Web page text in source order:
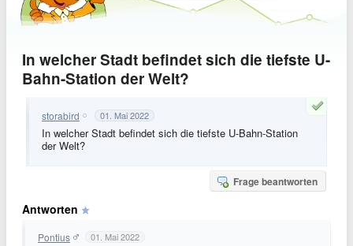
In welcher Stadt befindet sich die tiefste U-
Bahn-Station der Welt?
storabird 01. Mai 2022
In welcher Stadt befindet sich die tiefste U-Bahn-Station
der Welt?
Frage beantworten
Antworten
Pontius 01. Mai 2022